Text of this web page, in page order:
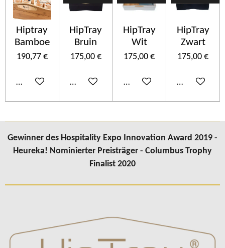
Hiptray
Bamboe
190,77 €
In den Warenkorb
HipTray
Bruin
175,00 €
In den Warenkorb
HipTray
Wit
175,00 €
In den Warenkorb
HipTray
Zwart
175,00 €
In den
Gewinner des Hospitality Expo Innovation Award 2019 -
Heureka! Nominierter Preisträger - Columbus Trophy
Finalist 2020